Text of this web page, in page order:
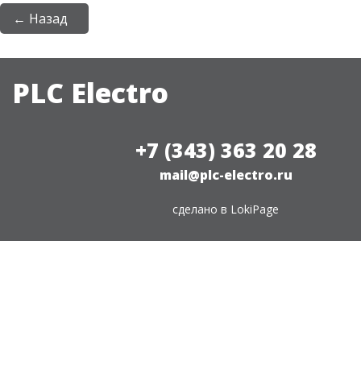
← Назад
PLC Electro
+7 (343) 363 20 28
mail@plc-electro.ru
сделано в LokiPage